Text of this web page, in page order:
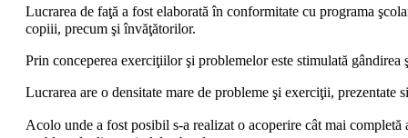
Lucrarea de faţă a fost elaborată în conformitate cu programa
copiii, precum şi învăţătorilor.
Prin conceperea exerciţiilor şi problemelor este stimulată
Lucrarea are o densitate mare de probleme şi exerciţii,
Acolo unde a fost posibil s-a realizat o acoperire cât mai